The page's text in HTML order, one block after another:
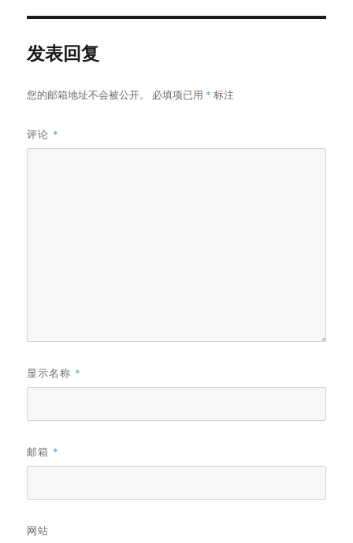
发表回复
您的邮箱地址不会被公开。 必填项已用 * 标注
评论 *
显示名称 *
邮箱 *
网站